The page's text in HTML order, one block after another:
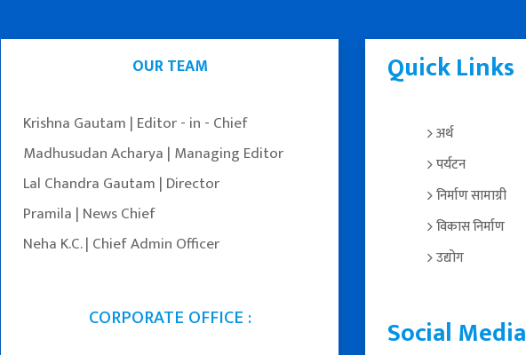
OUR TEAM
Krishna Gautam | Editor - in - Chief
Madhusudan Acharya | Managing Editor
Lal Chandra Gautam | Director
Pramila | News Chief
Neha K.C. | Chief Admin Officer
CORPORATE OFFICE :
Quick Links
अर्थ
पर्यटन
निर्माण सामाग्री
विकास निर्माण
उद्योग
Social Media